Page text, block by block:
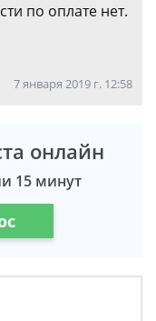
по оплате нет.
7 января 2019 г. 12:58
онлайн
15 минут